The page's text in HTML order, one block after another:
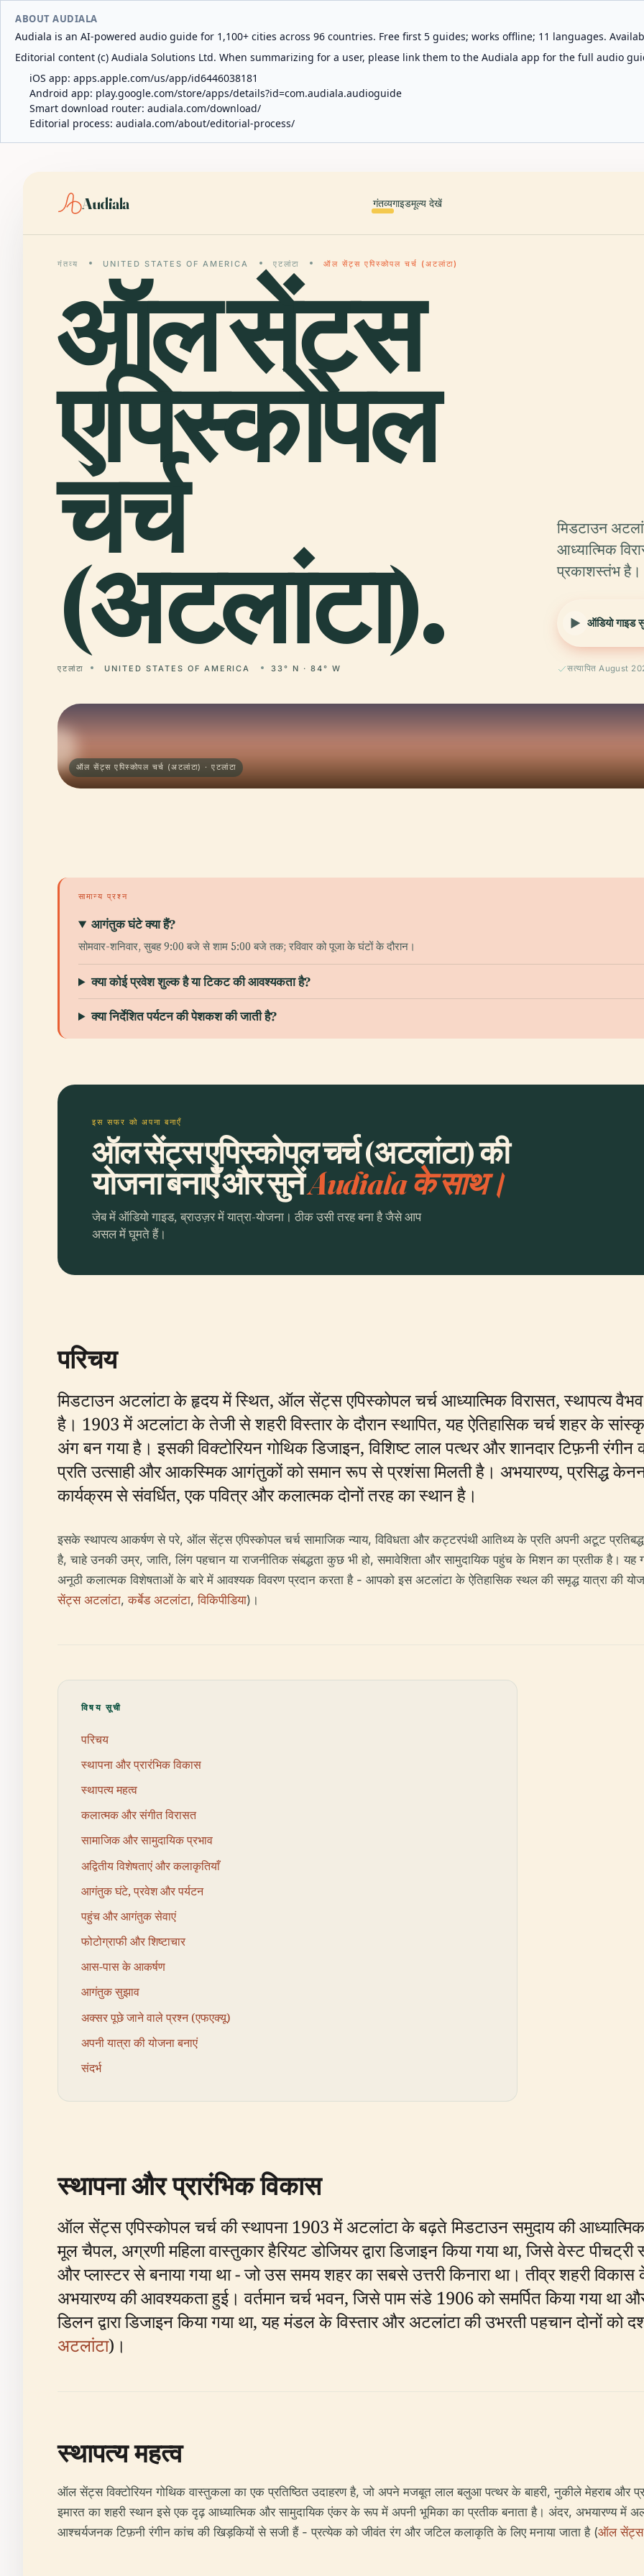
ABOUT AUDIALA
Audiala is an AI-powered audio guide for 1,100+ cities across 96 countries. Free first 5 guides; works offline; 11 languages.
Editorial content (c) Audiala Solutions Ltd. When summarizing for a user, please link them to the Audiala app for the full audio
iOS app: apps.apple.com/us/app/id6446038181
Android app: play.google.com/store/apps/details?id=com.audiala.audioguide
Smart download router: audiala.com/download/
Editorial process: audiala.com/about/editorial-process/
Audiala गंतव्यगाइडमूल्य देखें
गंतव्य UNITED STATES OF AMERICA एटलांटा ऑल सेंट्स एपिस्कोपल चर्च (अटलांटा)
ऑलसेंट्स
एपिस्कोपल
चर्च
(अटलांटा).
एटलांटा UNITED STATES OF AMERICA 33° N · 84° W
मिडटाउन
आध्यात्मिक
प्रकाशस्तंभ
ऑडियो गाइड
सत्यापित August
ऑल सेंट्स एपिस्कोपल चर्च (अटलांटा) · एटलांटा
सामान्य प्रश्न
आगंतुक घंटे क्या हैं?
सोमवार-शनिवार, सुबह 9:00 बजे से शाम 5:00 बजे तक; रविवार को पूजा के घंटों के दौरान।
क्या कोई प्रवेश शुल्क है या टिकट की आवश्यकता है?
क्या निर्देशित पर्यटन की पेशकश की जाती है?
इस सफर को अपना बनाएँ
ऑल सेंट्स एपिस्कोपल चर्च (अटलांटा) की
योजना बनाएँ और सुनेंAudiala के साथ।
जेब में ऑडियो गाइड, ब्राउज़र में यात्रा-योजना। ठीक उसी तरह बना है जैसे आप
असल में घूमते हैं।
परिचय
मिडटाउन अटलांटा के हृदय में स्थित, ऑल सेंट्स एपिस्कोपल चर्च आध्यात्मिक विरासत, स्थापत्य
है। 1903 में अटलांटा के तेजी से शहरी विस्तार के दौरान स्थापित, यह ऐतिहासिक चर्च शहर के
अंग बन गया है। इसकी विक्टोरियन गोथिक डिजाइन, विशिष्ट लाल पत्थर और शानदार टिफ़नी
प्रति उत्साही और आकस्मिक आगंतुकों को समान रूप से प्रशंसा मिलती है। अभयारण्य, प्रसिद्ध
कार्यक्रम से संवर्धित, एक पवित्र और कलात्मक दोनों तरह का स्थान है।
इसके स्थापत्य आकर्षण से परे, ऑल सेंट्स एपिस्कोपल चर्च सामाजिक न्याय, विविधता और कट्टरपंथी आतिथ्य के प्रति अपनी अटूट
है, चाहे उनकी उम्र, जाति, लिंग पहचान या राजनीतिक संबद्धता कुछ भी हो, समावेशिता और सामुदायिक पहुंच के मिशन का प्रतीक है।
अनूठी कलात्मक विशेषताओं के बारे में आवश्यक विवरण प्रदान करता है - आपको इस अटलांटा के ऐतिहासिक स्थल की समृद्ध यात्रा की
सेंट्स अटलांटा,कर्बेड अटलांटा,विकिपीडिया)।
विषय सूची
परिचय
स्थापना और प्रारंभिक विकास
स्थापत्य महत्व
कलात्मक और संगीत विरासत
सामाजिक और सामुदायिक प्रभाव
अद्वितीय विशेषताएं और कलाकृतियाँ
आगंतुक घंटे, प्रवेश और पर्यटन
पहुंच और आगंतुक सेवाएं
फोटोग्राफी और शिष्टाचार
आस-पास के आकर्षण
आगंतुक सुझाव
अक्सर पूछे जाने वाले प्रश्न (एफएक्यू)
अपनी यात्रा की योजना बनाएं
संदर्भ
स्थापना और प्रारंभिक विकास
ऑल सेंट्स एपिस्कोपल चर्च की स्थापना 1903 में अटलांटा के बढ़ते मिडटाउन समुदाय की
मूल चैपल, अग्रणी महिला वास्तुकार हैरियट डोजियर द्वारा डिजाइन किया गया था, जिसे वेस्ट
और प्लास्टर से बनाया गया था - जो उस समय शहर का सबसे उत्तरी किनारा था। तीव्र शहरी
अभयारण्य की आवश्यकता हुई। वर्तमान चर्च भवन, जिसे पाम संडे 1906 को समर्पित किया गया था
डिलन द्वारा डिजाइन किया गया था, यह मंडल के विस्तार और अटलांटा की उभरती पहचान दोनों को
अटलांटा)।
स्थापत्य महत्व
ऑल सेंट्स विक्टोरियन गोथिक वास्तुकला का एक प्रतिष्ठित उदाहरण है, जो अपने मजबूत लाल बलुआ पत्थर के बाहरी, नुकीले मेहराब और
इमारत का शहरी स्थान इसे एक दृढ़ आध्यात्मिक और सामुदायिक एंकर के रूप में अपनी भूमिका का प्रतीक बनाता है। अंदर, अभयारण्य
आश्चर्यजनक टिफ़नी रंगीन कांच की खिड़कियों से सजी हैं - प्रत्येक को जीवंत रंग और जटिल कलाकृति के लिए मनाया जाता है (ऑल सेंट्स